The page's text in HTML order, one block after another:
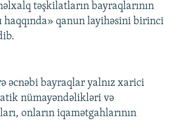
təşkilatların bayraqlarının
haqqında» qanun layihəsini birinci
əcnəbi bayraqlar yalnız xarici
nümayəndəlikləri və
onların iqamətgahlarının